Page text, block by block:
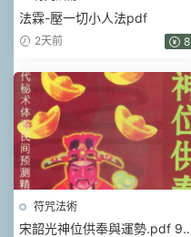
法霖-壓一切小人法pdf
2天前 8
符咒法術
宋韶光神位供奉與運勢.pdf 99